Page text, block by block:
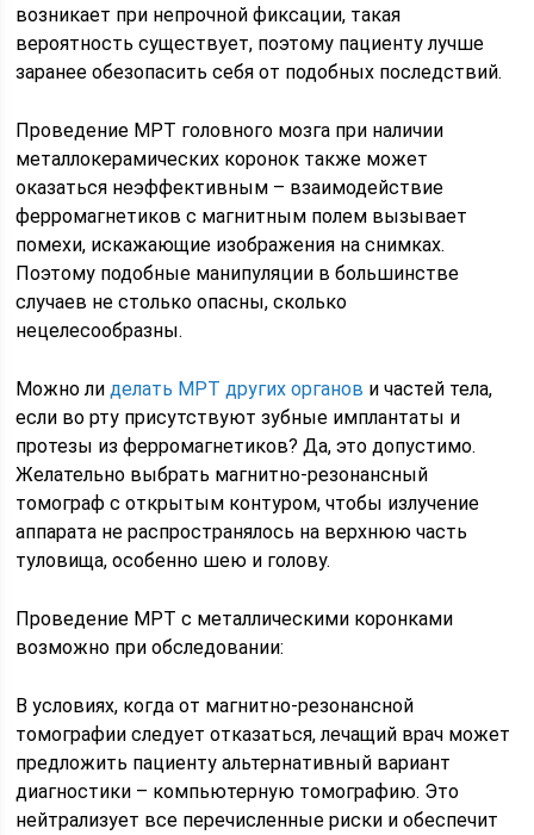
возникает при непрочной фиксации, такая
вероятность существует, поэтому пациенту лучше
заранее обезопасить себя от подобных последствий.
Проведение МРТ головного мозга при наличии
металлокерамических коронок также может
оказаться неэффективным – взаимодействие
ферромагнетиков с магнитным полем вызывает
помехи, искажающие изображения на снимках.
Поэтому подобные манипуляции в большинстве
случаев не столько опасны, сколько
нецелесообразны.
Можно ли делать МРТ других органов и частей тела,
если во рту присутствуют зубные имплантаты и
протезы из ферромагнетиков? Да, это допустимо.
Желательно выбрать магнитно-резонансный
томограф с открытым контуром, чтобы излучение
аппарата не распространялось на верхнюю часть
туловища, особенно шею и голову.
Проведение МРТ с металлическими коронками
возможно при обследовании:
В условиях, когда от магнитно-резонансной
томографии следует отказаться, лечащий врач может
предложить пациенту альтернативный вариант
диагностики – компьютерную томографию. Это
нейтрализует все перечисленные риски и обеспечит